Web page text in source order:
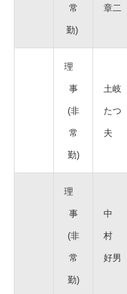
常
勤)
章二
理
事
(非
常
勤)
土岐
たつ
夫
理
事
(非
常
勤)
中
村
好男